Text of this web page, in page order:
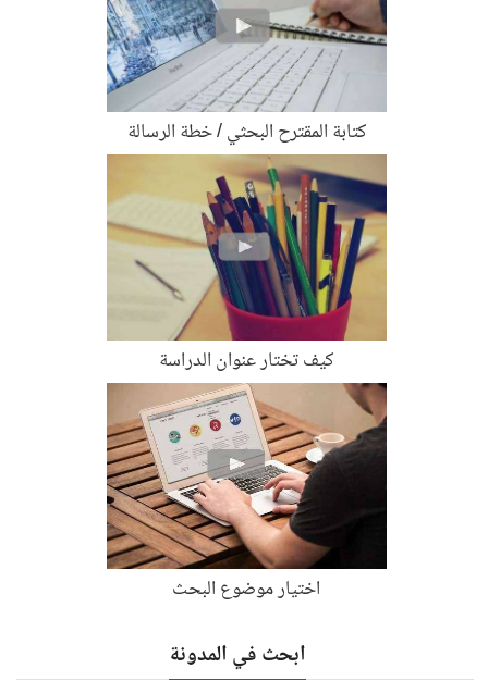
كتابة المقترح البحثي / خطة الرسالة
كيف تختار عنوان الدراسة
اختيار موضوع البحث
ابحث في المدونة